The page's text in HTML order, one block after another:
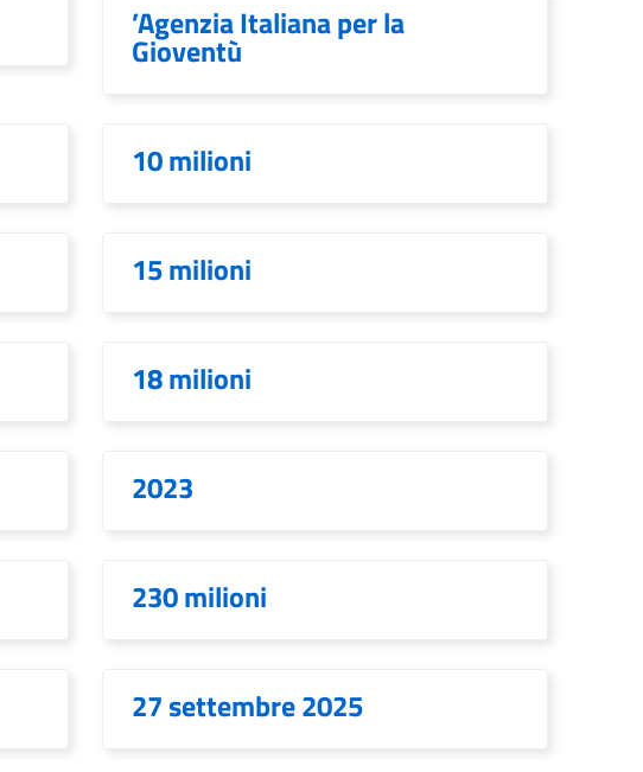
’Agenzia Italiana per la
Gioventù
10 milioni
15 milioni
18 milioni
2023
230 milioni
27 settembre 2025